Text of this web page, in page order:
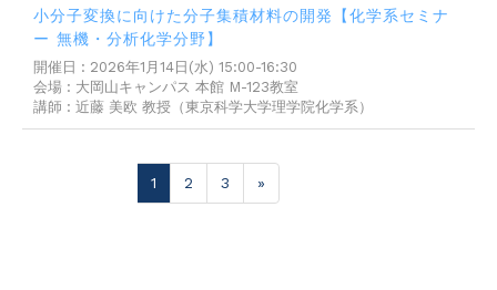
小分子変換に向けた分子集積材料の開発【化学系セミナ
ー 無機・分析化学分野】
開催日 : 2026年1月14日(水) 15:00-16:30
会場 : 大岡山キャンパス 本館 M-123教室
講師 : 近藤 美欧 教授（東京科学大学理学院化学系）
1 2 3 »